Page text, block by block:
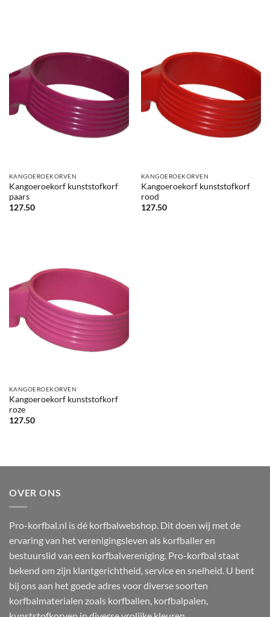
KANGOEROEKORVEN
Kangoeroekorf kunststofkorf
paars
127.50
KANGOEROEKORVEN
Kangoeroekorf kunststofkorf
rood
127.50
KANGOEROEKORVEN
Kangoeroekorf kunststofkorf
roze
127.50
OVER ONS
Pro-korfbal.nl is dé korfbalwebshop. Dit doen wij met de
ervaring van het verenigingsleven als korfballer en
bestuurslid van een korfbalvereniging. Pro-korfbal staat
bekend om zijn klantgerichtheid, service en snelheid. U bent
bij ons aan het goede adres voor diverse soorten
korfbalmaterialen zoals korfballen, korfbalpalen,